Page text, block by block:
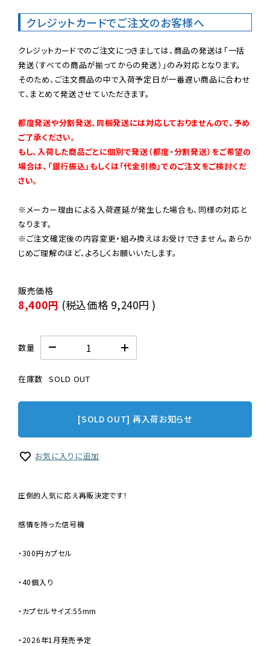
クレジットカードでご注文のお客様へ
クレジットカードでのご注文につきましては、商品の発送は「一括
発送（すべての商品が揃ってからの発送）」のみ対応となります。
そのため、ご注文商品の中で入荷予定日が一番遅い商品に合わせ
て、まとめて発送させていただきます。
都度発送や分割発送、同梱発送には対応しておりませんので、予め
ご了承ください。
もし、入荷した商品ごとに個別で発送（都度・分割発送）をご希望の
場合は、「銀行振込」もしくは「代金引換」でのご注文をご検討くだ
さい。
※メーカー理由による入荷遅延が発生した場合も、同様の対応と
なります。
※ご注文確定後の内容変更・組み換えはお受けできません。あらか
じめご理解のほど、よろしくお願いいたします。
8,400円 (税込価格 9,240円 )
数量
在庫数 SOLD OUT
[SOLD OUT] 再入荷お知らせ
お気に入りに追加
圧倒的人気に応え再販決定です！
感情を持った信号機
・300円カプセル
・40個入り
・カプセルサイズ:55mm
・2026年1月発売予定